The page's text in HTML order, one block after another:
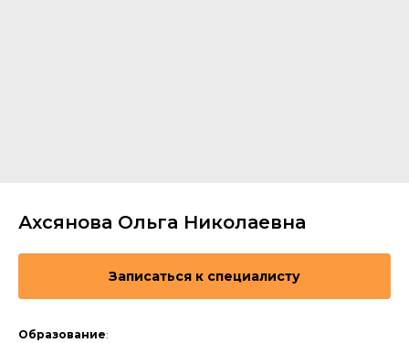
Ахсянова Ольга Николаевна
Записаться к специалисту
Образование: